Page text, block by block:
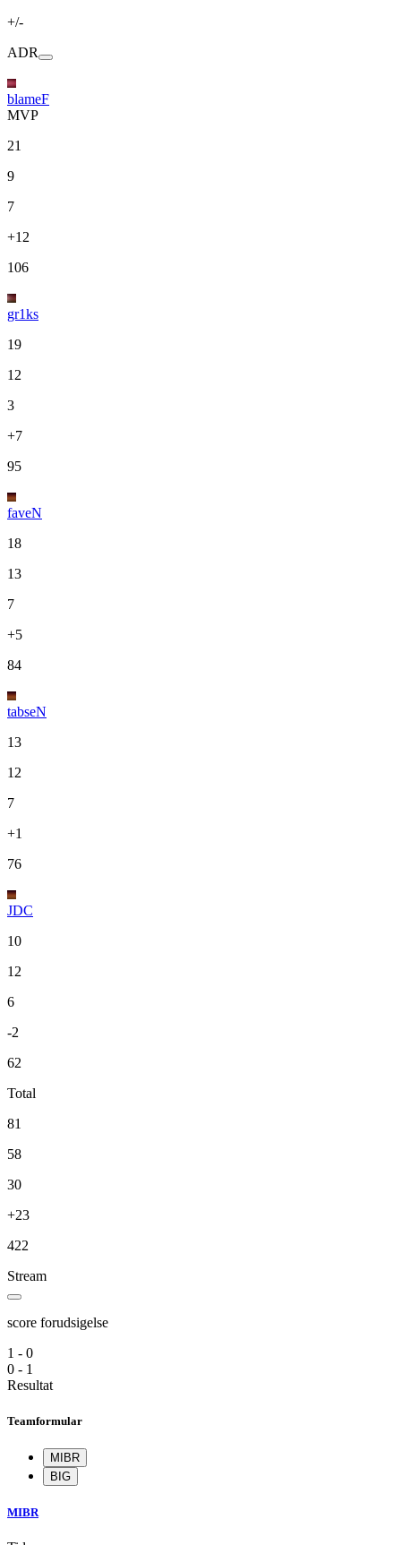
+/-
ADR
blameF
MVP
21
9
7
+12
106
gr1ks
19
12
3
+7
95
faveN
18
13
7
+5
84
tabseN
13
12
7
+1
76
JDC
10
12
6
-2
62
Total
81
58
30
+23
422
Stream
score forudsigelse
1 - 0
0 - 1
Resultat
Teamformular
MIBR
BIG
MIBR